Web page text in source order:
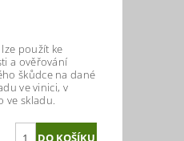
použít ke
a ověřování
škůdce na dané
ve vinici, v
ve skladu.